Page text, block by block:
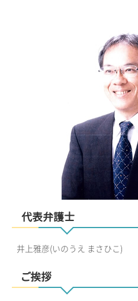
代表弁護士
井上雅彦(いのうえ まさひこ)
ご挨拶